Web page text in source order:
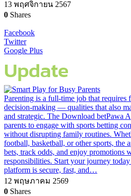
13 พฤศจิกายน 2567
0 Shares
Facebook
Twitter
Google Plus
Update
Parenting is a full-time job that requires
decision-making — qualities that also
and strategic. The Download betPawa
parents to engage with sports betting
without disrupting family routines.
football, basketball, or other sports, the
bets, track odds, and enjoy promotions
responsibilities. Start your journey
platform is secure, fast, and…
12 พฤษภาคม 2569
0 Shares